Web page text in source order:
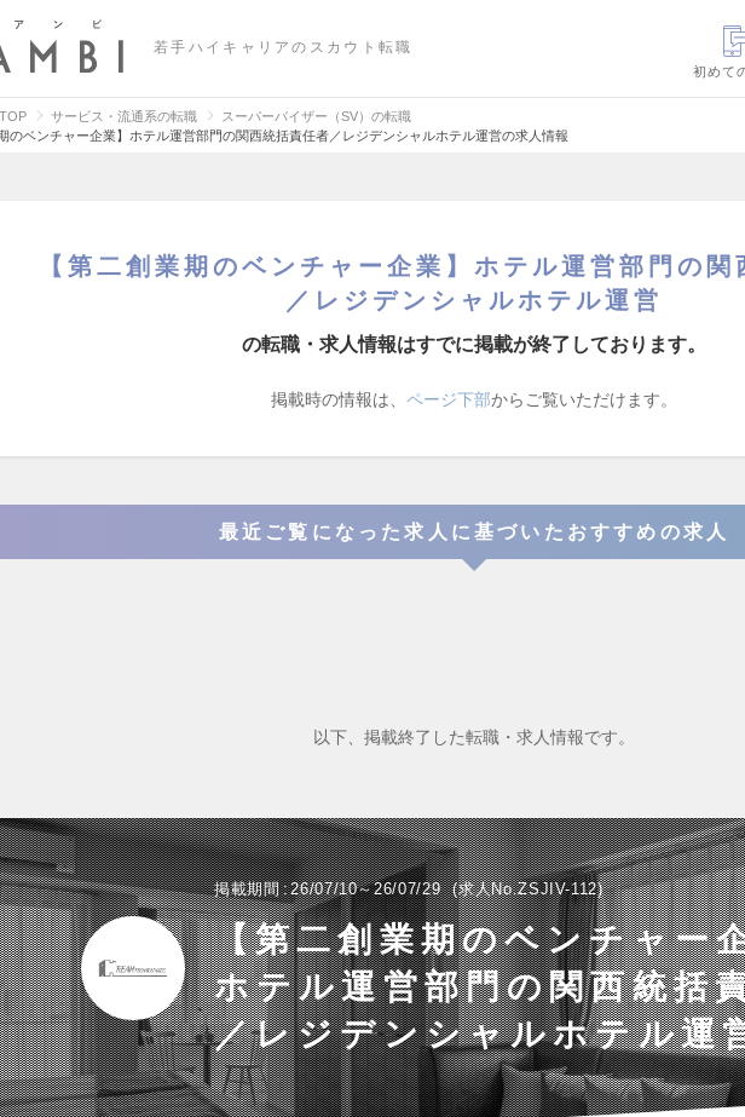
若手ハイキャリアのスカウト転職
初めて
サービス・流通系の転職
スーパーバイザー（SV）の転職
のベンチャー企業】ホテル運営部門の関西統括責任者／レジデンシャルホテル運営の求人情報
【第二創業期のベンチャー企業】ホテル運営部門の
／レジデンシャルホテル運営
の転職・求人情報はすでに掲載が終了しております。
掲載時の情報は、 ページ下部からご覧いただけます。
最近ご覧になった求人に基づいたおすすめの求人
以下、掲載終了した転職・求人情報です。
掲載期間 26/07/10～26/07/29 求人No.ZSJIV-112
【第二創業期のベンチャー
ホテル運営部門の関西統括
／レジデンシャルホテル運